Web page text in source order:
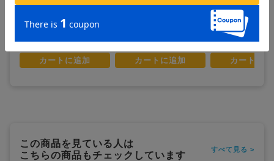
在庫あり
カートに追加
在庫あり
カートに追加
¥400 (税抜)
¥440(税込)
在庫あり
カートに
この商品を見ている人は
こちらの商品もチェックしています
すべて見る >